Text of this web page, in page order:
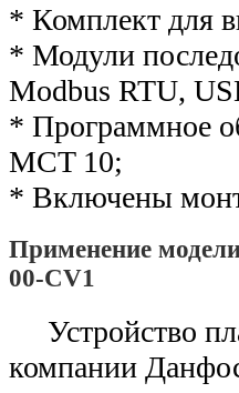
* Комплект для
* Модули
Modbus RTU,
* Программное
MCT 10;
* Включены
Применение
00-CV1
Устройство
компании